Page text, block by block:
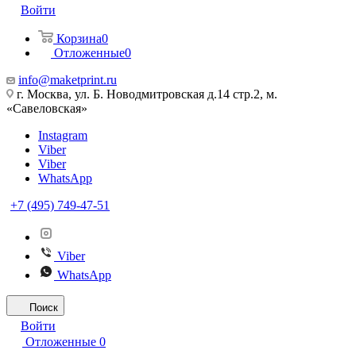
Войти
Корзина0
Отложенные0
info@maketprint.ru
г. Москва, ул. Б. Новодмитровская д.14 стр.2, м.
«Савеловская»
Instagram
Viber
Viber
WhatsApp
+7 (495) 749-47-51
Viber
WhatsApp
Поиск
Войти
Отложенные 0